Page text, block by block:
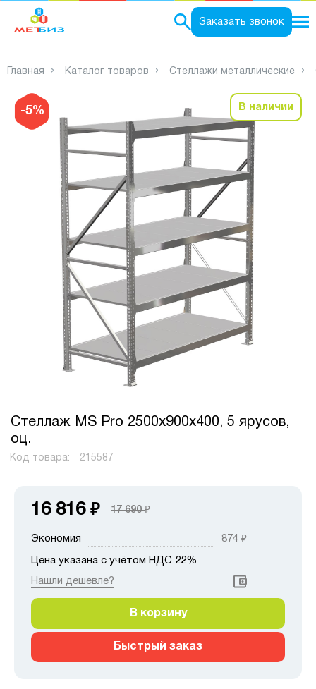
Заказать звонок
Главная Каталог товаров Стеллажи металлические
-5% В наличии
Стеллаж MS Pro 2500х900х400, 5 ярусов,
оц.
Код товара: 215587
16 816 ₽ 17 690₽
Экономия 874 ₽
Цена указана с учётом НДС 22%
Нашли дешевле?
В корзину
Быстрый заказ